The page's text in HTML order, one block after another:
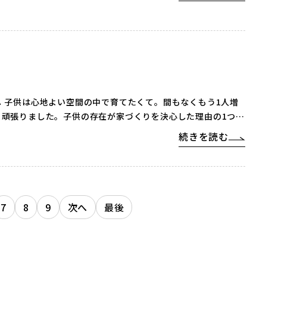
供は心地よい空間の中で育てたくて。間もなくもう1人増
張りました。子供の存在が家づくりを決心した理由の1つで
続きを読む
7 8 9 次へ 最後